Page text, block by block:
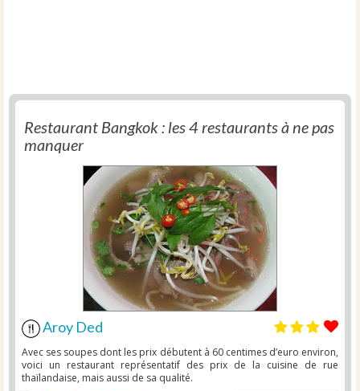
Restaurant Bangkok : les 4 restaurants à ne pas
manquer
Aroy Ded
Avec ses soupes dont les prix débutent à 60 centimes d’euro environ,
voici un restaurant représentatif des prix de la cuisine de rue
thaïlandaise, mais aussi de sa qualité.